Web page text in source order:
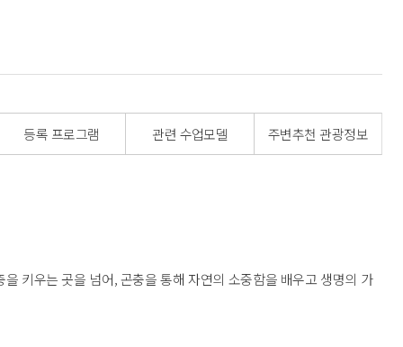
등록 프로그램 관련 수업모델 주변추천 관광정보
키우는 곳을 넘어, 곤충을 통해 자연의 소중함을 배우고 생명의 가